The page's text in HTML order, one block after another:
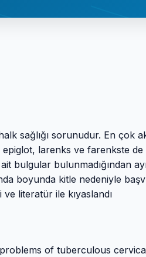
sağlığı sorunudur. En çok
larenks ve farenkste
bulunmadığından
boyunda kitle nedeniyle
literatür ile kıyaslandı
of tuberculous